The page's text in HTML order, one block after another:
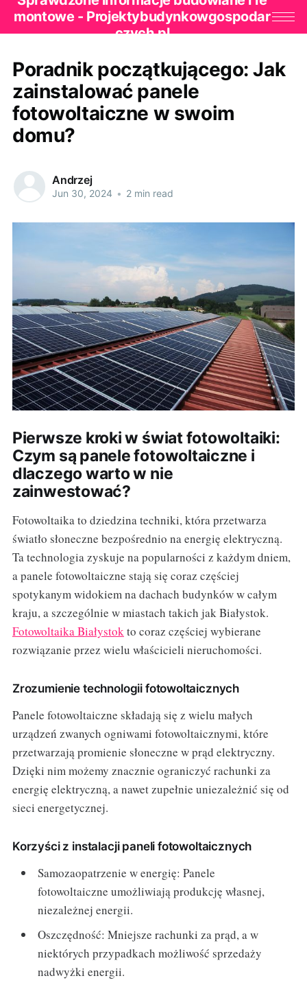
montowe - Projektybudynkowgospodar
czych.pl
Poradnik początkującego: Jak
zainstalować panele
fotowoltaiczne w swoim
domu?
Andrzej
Jun 30, 2024 • 2 min read
Pierwsze kroki w świat fotowoltaiki:
Czym są panele fotowoltaiczne i
dlaczego warto w nie
zainwestować?
Fotowoltaika to dziedzina techniki, która przetwarza
światło słoneczne bezpośrednio na energię elektryczną.
Ta technologia zyskuje na popularności z każdym dniem,
a panele fotowoltaiczne stają się coraz częściej
spotykanym widokiem na dachach budynków w całym
kraju, a szczególnie w miastach takich jak Białystok.
Fotowoltaika Białystokto coraz częściej wybierane
rozwiązanie przez wielu właścicieli nieruchomości.
Zrozumienie technologii fotowoltaicznych
Panele fotowoltaiczne składają się z wielu małych
urządzeń zwanych ogniwami fotowoltaicznymi, które
przetwarzają promienie słoneczne w prąd elektryczny.
Dzięki nim możemy znacznie ograniczyć rachunki za
energię elektryczną, a nawet zupełnie uniezależnić się od
sieci energetycznej.
Korzyści z instalacji paneli fotowoltaicznych
Samozaopatrzenie w energię: Panele
fotowoltaiczne umożliwiają produkcję własnej,
niezależnej energii.
Oszczędność: Mniejsze rachunki za prąd, a w
niektórych przypadkach możliwość sprzedaży
nadwyżki energii.